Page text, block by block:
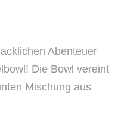
Abenteuer
Die Bowl vereint
Mischung aus